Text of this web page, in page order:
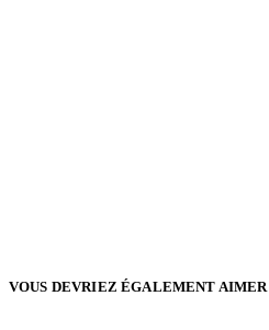
VOUS DEVRIEZ ÉGALEMENT AIMER